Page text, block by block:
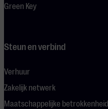
Green Key
Steun en verbind
Verhuur
Zakelijk netwerk
Maatschappelijke betrokkenheid